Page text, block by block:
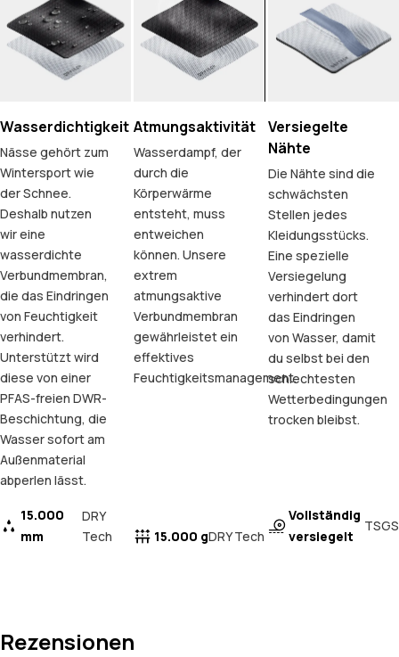
Wasserdichtigkeit
Nässe gehört zum
Wintersport wie
der Schnee.
Deshalb nutzen
wir eine
wasserdichte
Verbundmembran,
die das Eindringen
von Feuchtigkeit
verhindert.
Unterstützt wird
diese von einer
PFAS-freien DWR-
Beschichtung, die
Wasser sofort am
Außenmaterial
abperlen lässt.
15.000
mm
DRY
Tech
Atmungsaktivität
Wasserdampf, der
durch die
Körperwärme
entsteht, muss
entweichen
können. Unsere
extrem
atmungsaktive
Verbundmembran
gewährleistet ein
effektives
Feuchtigkeitsmanagement.
15.000 gDRY Tech
Versiegelte
Nähte
Die Nähte sind die
schwächsten
Stellen jedes
Kleidungsstücks.
Eine spezielle
Versiegelung
verhindert dort
das Eindringen
von Wasser, damit
du selbst bei den
schlechtesten
Wetterbedingungen
trocken bleibst.
Vollständig
versiegelt
TSGS
Rezensionen